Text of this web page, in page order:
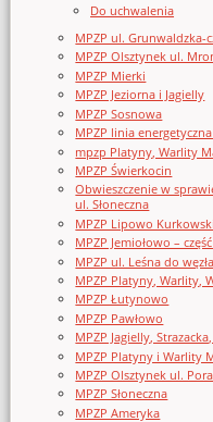
Do uchwalenia
MPZP ul. Grunwaldzka-
MPZP Olsztynek ul.
MPZP Mierki
MPZP Jeziorna i Jagielly
MPZP Sosnowa
MPZP linia
mpzp Platyny, Warlity
MPZP Świerkocin
Obwieszczenie w
ul. Słoneczna
MPZP Lipowo
MPZP Jemiołowo –
MPZP ul. Leśna do
MPZP Platyny, Warlity,
MPZP Łutynowo
MPZP Pawłowo
MPZP Jagielly,
MPZP Platyny i Warlity
MPZP Olsztynek ul.
MPZP Słoneczna
MPZP Ameryka